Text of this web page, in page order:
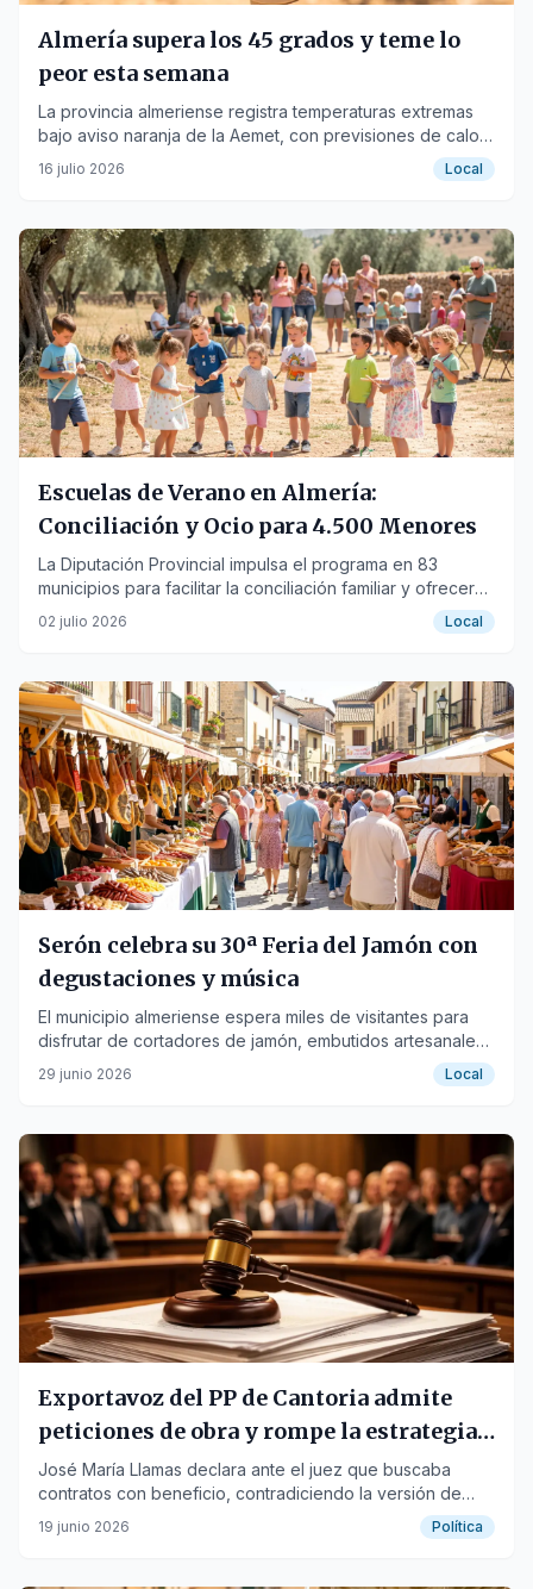
Almería supera los 45 grados y teme lo
peor esta semana
La provincia almeriense registra temperaturas extremas
bajo aviso naranja de la Aemet, con previsiones de calor
aún más intenso para los próximos días.
16 julio 2026 Local
Escuelas de Verano en Almería:
Conciliación y Ocio para 4.500 Menores
La Diputación Provincial impulsa el programa en 83
municipios para facilitar la conciliación familiar y ofrecer
actividades lúdicas y educativas.
02 julio 2026 Local
Serón celebra su 30ª Feria del Jamón con
degustaciones y música
El municipio almeriense espera miles de visitantes para
disfrutar de cortadores de jamón, embutidos artesanales
y el festival Jamón Rock.
29 junio 2026 Local
Exportavoz del PP de Cantoria admite
peticiones de obra y rompe la estrategia
de defensa en el 'Caso Mascarillas'
José María Llamas declara ante el juez que buscaba
contratos con beneficio, contradiciendo la versión de
obras a pérdidas defendida por otros empresarios.
19 junio 2026 Política